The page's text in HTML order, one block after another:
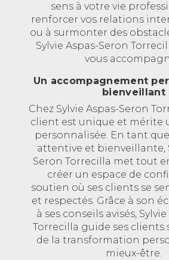
sens à votre vie
renforcer vos relations
ou à surmonter des
Sylvie Aspas-Seron
vous
Un accompagnement
bienveillant
Chez Sylvie Aspas-Seron
client est unique et mérite
personnalisée. En tant
attentive et bienveillante,
Seron Torrecilla met tout
créer un espace de
soutien où ses clients se
et respectés. Grâce à son
à ses conseils avisés,
Torrecilla guide ses clients
de la transformation
mieux-être.